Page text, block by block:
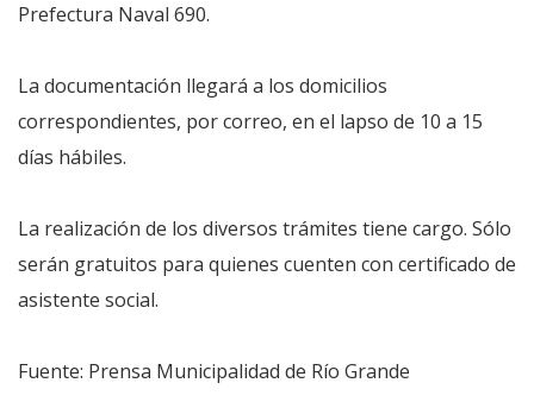
Prefectura Naval 690.
La documentación llegará a los domicilios
correspondientes, por correo, en el lapso de 10 a 15
días hábiles.
La realización de los diversos trámites tiene cargo. Sólo
serán gratuitos para quienes cuenten con certificado de
asistente social.
Fuente: Prensa Municipalidad de Río Grande